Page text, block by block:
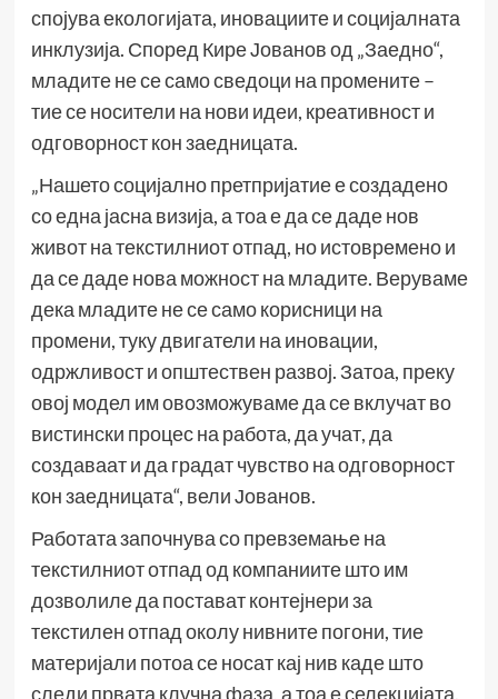
спојува екологијата, иновациите и социјалната
инклузија. Според Кире Јованов од „Заедно“,
младите не се само сведоци на промените –
тие се носители на нови идеи, креативност и
одговорност кон заедницата.
„Нашето социјално претпријатие е создадено
со една јасна визија, а тоа е да се даде нов
живот на текстилниот отпад, но истовремено и
да се даде нова можност на младите. Веруваме
дека младите не се само корисници на
промени, туку двигатели на иновации,
одржливост и општествен развој. Затоа, преку
овој модел им овозможуваме да се вклучат во
вистински процес на работа, да учат, да
создаваат и да градат чувство на одговорност
кон заедницата“, вели Јованов.
Работата започнува со превземање на
текстилниот отпад од компаниите што им
дозволиле да постават контејнери за
текстилен отпад околу нивните погони, тие
материјали потоа се носат кај нив каде што
следи првата клучна фаза, а тоа е селекцијата.